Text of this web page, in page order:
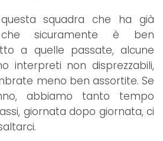
squadra che ha già
sicuramente è ben
a quelle passate, alcune
interpreti non disprezzabili,
meno ben assortite. Se
abbiamo tanto tempo
giornata dopo giornata, ci